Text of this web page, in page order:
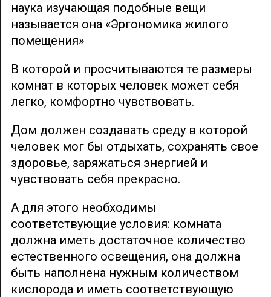
наука изучающая подобные вещи
называется она «Эргономика жилого
помещения»
В которой и просчитываются те размеры
комнат в которых человек может себя
легко, комфортно чувствовать.
Дом должен создавать среду в которой
человек мог бы отдыхать, сохранять свое
здоровье, заряжаться энергией и
чувствовать себя прекрасно.
А для этого необходимы
соответствующие условия: комната
должна иметь достаточное количество
естественного освещения, она должна
быть наполнена нужным количеством
кислорода и иметь соответствующую